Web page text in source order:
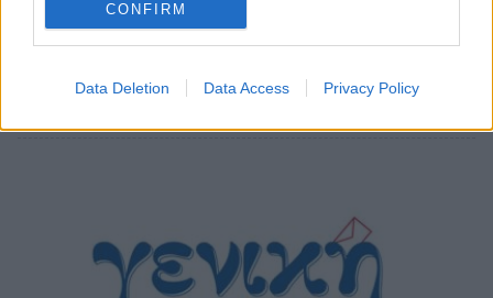
CONFIRM
Data Deletion Data Access Privacy Policy
Σχετικά Άρθρα